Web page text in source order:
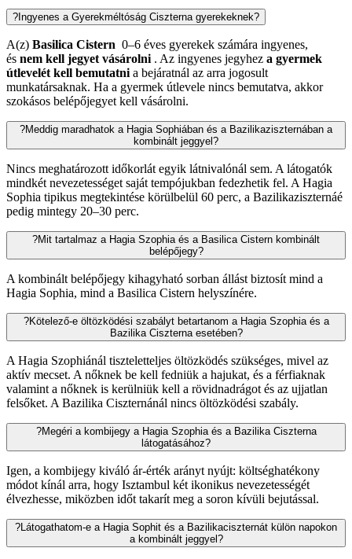
? Ingyenes a Gyerekméltóság Ciszterna gyerekeknek?
A(z) Basilica Cistern 0–6 éves gyerekek számára ingyenes,
és nem kell jegyet vásárolni . Az ingyenes jegyhez a gyermek
útlevelét kell bemutatni a bejáratnál az arra jogosult
munkatársaknak. Ha a gyermek útlevele nincs bemutatva, akkor
szokásos belépőjegyet kell vásárolni.
?Meddig maradhatok a Hagia Sophiában és a Bazilikaziszternában a
kombinált jeggyel?
Nincs meghatározott időkorlát egyik látnivalónál sem. A látogatók
mindkét nevezetességet saját tempójukban fedezhetik fel. A Hagia
Sophia tipikus megtekintése körülbelül 60 perc, a Bazilikaziszternáé
pedig mintegy 20–30 perc.
?Mit tartalmaz a Hagia Szophia és a Basilica Cistern kombinált
belépőjegy?
A kombinált belépőjegy kihagyható sorban állást biztosít mind a
Hagia Sophia, mind a Basilica Cistern helyszínére.
?Kötelező-e öltözködési szabályt betartanom a Hagia Szophia és a
Bazilika Ciszterna esetében?
A Hagia Szophiánál tiszteletteljes öltözködés szükséges, mivel az
aktív mecset. A nőknek be kell fedniük a hajukat, és a férfiaknak
valamint a nőknek is kerülniük kell a rövidnadrágot és az ujjatlan
felsőket. A Bazilika Ciszternánál nincs öltözködési szabály.
?Megéri a kombijegy a Hagia Szophia és a Bazilika Ciszterna
látogatásához?
Igen, a kombijegy kiváló ár-érték arányt nyújt: költséghatékony
módot kínál arra, hogy Isztambul két ikonikus nevezetességét
élvezhesse, miközben időt takarít meg a soron kívüli bejutással.
?Látogathatom-e a Hagia Sophit és a Bazilikaciszternát külön napokon
a kombinált jeggyel?